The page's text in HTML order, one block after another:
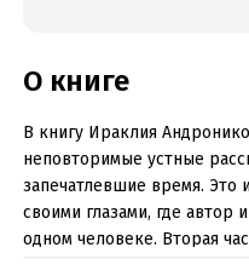
О книге
В книгу Ираклия
неповторимые устные
запечатлевшие время. Это
своими глазами, где автор
одном человеке. Вторая